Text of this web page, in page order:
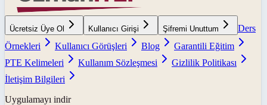
Ücretsiz Üye Ol Kullanıcı Girişi Şifremi Unuttum
Ders
Örnekleri
Kullanıcı Görüşleri Blog
Garantili Eğitim
PTE Kelimeleri
Kullanım Sözleşmesi
Gizlilik Politikası
İletişim Bilgileri
Uygulamayı indir